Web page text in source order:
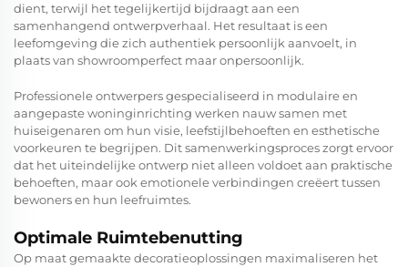
dient, terwijl het tegelijkertijd bijdraagt aan een
samenhangend ontwerpverhaal. Het resultaat is een
leefomgeving die zich authentiek persoonlijk aanvoelt, in
plaats van showroomperfect maar onpersoonlijk.
Professionele ontwerpers gespecialiseerd in modulaire en
aangepaste woninginrichting werken nauw samen met
huiseigenaren om hun visie, leefstijlbehoeften en esthetische
voorkeuren te begrijpen. Dit samenwerkingsproces zorgt ervoor
dat het uiteindelijke ontwerp niet alleen voldoet aan praktische
behoeften, maar ook emotionele verbindingen creëert tussen
bewoners en hun leefruimtes.
Optimale Ruimtebenutting
Op maat gemaakte decoratieoplossingen maximaliseren het